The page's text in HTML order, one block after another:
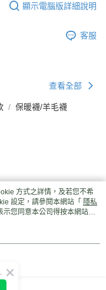
顯示電腦版詳細說明
客服
查看全部
保暖襪/羊毛襪
方式之詳情，及若您不希
設定，請參閱本網站「 隱私
示您同意本公司得按本網站使
帳號